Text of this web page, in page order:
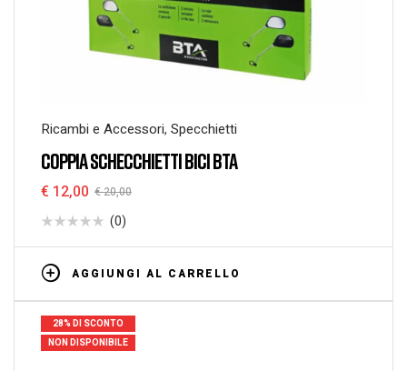
Ricambi e Accessori, Specchietti
COPPIA SCHECCHIETTI BICI BTA
€20,00
€ 12,00
(0)
AGGIUNGI AL CARRELLO
28% DI SCONTO
NON DISPONIBILE